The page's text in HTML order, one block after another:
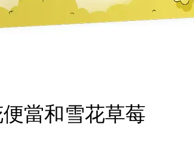
當和雪花草莓